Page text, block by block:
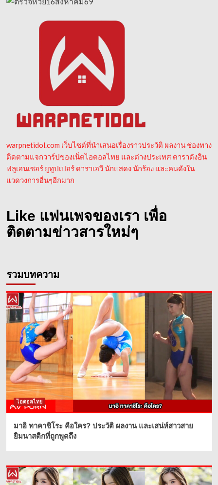
warpnetidol.com เว็บไซต์ที่นำเสนอเรื่องราวประวัติ ผลงาน ช่องทาง
ติดตามแจกวาร์ปของเน็ตไอดอลไทย และต่างประเทศ ดาราดังอิน
ฟลูเอนเซอร์ ยูทูปเปอร์ ดาราเอวี นักแสดง นักร้อง และคนดังใน
แวดวงการอื่นๆอีกมาก
Like แฟนเพจของเรา เพื่อ
ติดตามข่าวสารใหม่ๆ
รวมบทความ
ไอดอลไทย
มาอิ ทาคาชิโระ คือใคร? ประวัติ ผลงาน และเสน่ห์สาวสาย
ยิมนาสติกที่ถูกพูดถึง